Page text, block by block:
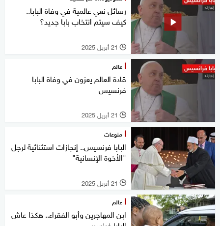
رسائل نعي عالمية في وفاة البابا..
كيف سيتم انتخاب بابا جديد؟
l 21 أبريل 2025
عالم
قادة العالم يعزون في وفاة البابا
فرنسيس
l 21 أبريل 2025
منوعات
البابا فرنسيس.. إنجازات استثنائية لرجل
"الأخوة الإنسانية"
l 21 أبريل 2025
عالم
ابن المهاجرين وأبو الفقراء.. هكذا عاش